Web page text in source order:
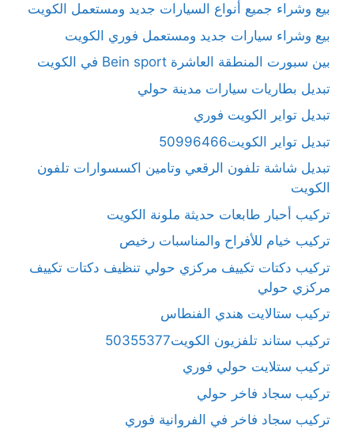
بيع وشراء جميع أنواع السيارات جديد ومستعمل الكويت
بيع وشراء سيارات جديد ومستعمل فوري الكويت
بين سبورت المنطقة العاشرة Bein sport في الكويت
تبديل بطاريات سيارات مدينة حولي
تبديل تواير الكويت فوري
تبديل تواير الكويت50996466
تبديل شاشة تلفون الرقعي وتامين اكسسوارات تلفون
الكويت
تركيب أحبار طابعات حديثة ملونة الكويت
تركيب خيام للأفراح والمناسبات رخيص
تركيب دكتات تكييف مركزي حولي تنظيف دكتات تكييف
مركزي حولي
تركيب ستالايت هندي الفنطاس
تركيب ستاند تلفزيون الكويت50355377
تركيب ستلايت حولي فوري
تركيب سجاد فاخر حولي
تركيب سجاد فاخر في الفروانية فوري